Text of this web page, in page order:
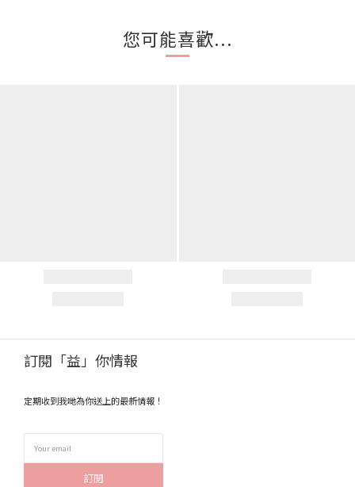
您可能喜歡...
訂閱「益」你情報
定期收到我哋為你送上的最新情報！
訂閱